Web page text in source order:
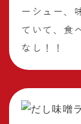
ーシュー、
ていて、食
なし！！